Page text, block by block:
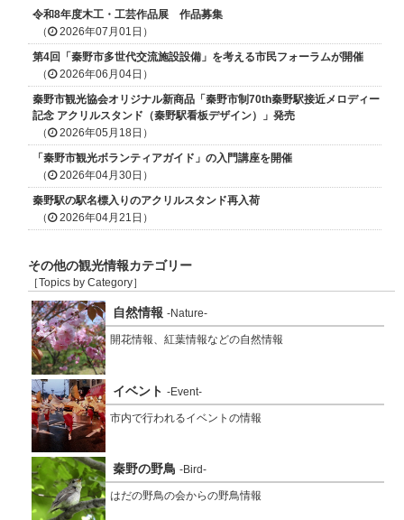
令和8年度木工・工芸作品展 作品募集
（
2026年07月01日）
第4回「秦野市多世代交流施設設備」を考える市民フォーラムが開催
（
2026年06月04日）
秦野市観光協会オリジナル新商品「秦野市制70th秦野駅接近メロディー
記念 アクリルスタンド（秦野駅看板デザイン）」発売
（
2026年05月18日）
「秦野市観光ボランティアガイド」の入門講座を開催
（
2026年04月30日）
秦野駅の駅名標入りのアクリルスタンド再入荷
（
2026年04月21日）
その他の観光情報カテゴリー
［Topics by Category］
自然情報 -Nature-
開花情報、紅葉情報などの自然情報
イベント -Event-
市内で行われるイベントの情報
秦野の野鳥 -Bird-
はだの野鳥の会からの野鳥情報